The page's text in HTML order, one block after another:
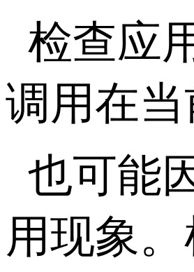
检查应
调用在
也可能
用现象